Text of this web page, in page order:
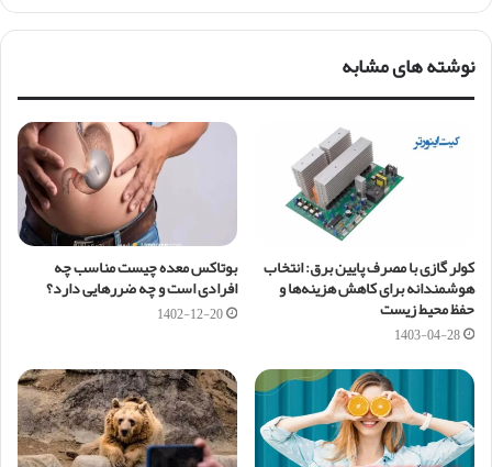
نوشته های مشابه
کولر گازی با مصرف پایین برق: انتخاب
هوشمندانه برای کاهش هزینه‌ها و
حفظ محیط زیست
1403-04-28
بوتاکس معده چیست مناسب چه
افرادی است و چه ضررهایی دارد؟
1402-12-20